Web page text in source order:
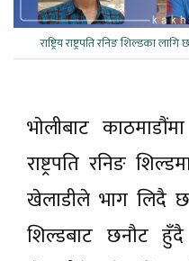
राष्ट्रिय राष्ट्रपति रनिङ शिल्डका
भाेलीबाट
राष्ट्रपति रनिङ
खेलाडीले भाग लिदै
शिल्डबाट छनौट